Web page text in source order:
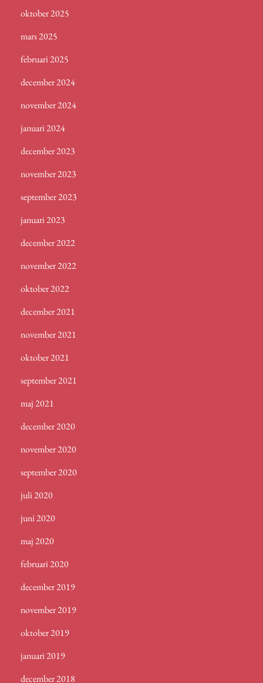
oktober 2025
mars 2025
februari 2025
december 2024
november 2024
januari 2024
december 2023
november 2023
september 2023
januari 2023
december 2022
november 2022
oktober 2022
december 2021
november 2021
oktober 2021
september 2021
maj 2021
december 2020
november 2020
september 2020
juli 2020
juni 2020
maj 2020
februari 2020
december 2019
november 2019
oktober 2019
januari 2019
december 2018